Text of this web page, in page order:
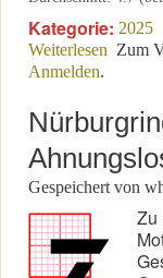
Kategorie: 2025
Weiterlesen über
Zum
Anmelden.
Gespeichert von
Zu